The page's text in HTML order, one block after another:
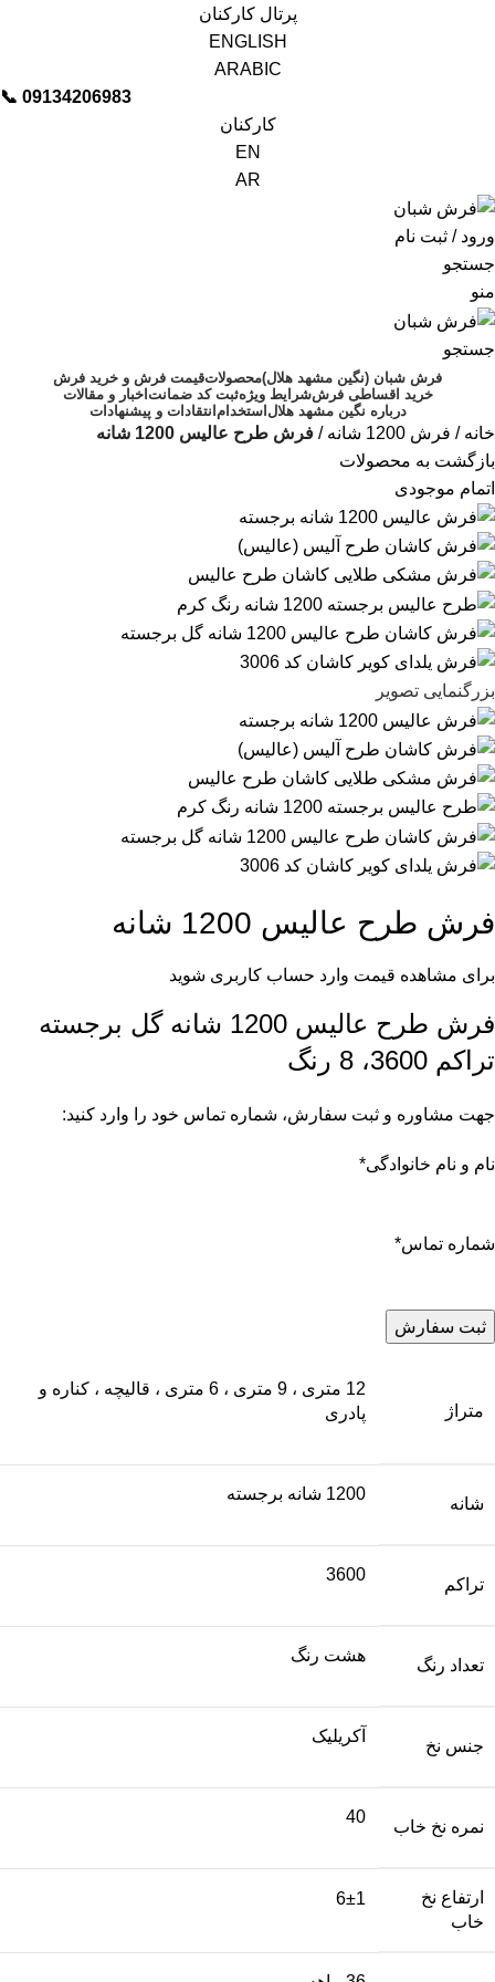
پرتال کارکنان
ENGLISH
ARABIC
📞︁ 09134206983
کارکنان
EN
AR
ورود / ثبت نام
جستجو
منو
جستجو
فرش شبان (نگین مشهد هلال)محصولاتقیمت فرش و خرید فرش
خرید اقساطی فرششرایط ویژهثبت کد ضمانتاخبار و مقالات
درباره نگین مشهد هلالاستخدامانتقادات و پیشنهادات
خانه فرش 1200 شانه
فرش طرح عالیس 1200 شانه
بازگشت به محصولات
اتمام موجودی
بزرگنمایی تصویر
فرش طرح عالیس 1200 شانه
برای مشاهده قیمت وارد حساب کاربری شوید
فرش طرح عالیس 1200 شانه گل برجسته
تراکم 3600، 8 رنگ
جهت مشاوره و ثبت سفارش، شماره تماس خود را وارد کنید:
نام و نام خانوادگی*
شماره تماس*
متراژ
12 متری ، 9 متری ، 6 متری ، قالیچه ، کناره و
پادری
شانه
1200 شانه برجسته
تراکم
3600
تعداد رنگ
هشت رنگ
جنس نخ
آکریلیک
نمره نخ خاب
40
ارتفاع نخ
خاب
6±1